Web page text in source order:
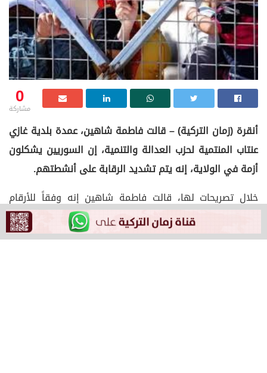
0
مشاركة
أنقرة (زمان التركية) – قالت فاطمة شاهين، عمدة بلدية غازي
عنتاب المنتمية لحزب العدالة والتنمية، إن السوريين يشكلون
أزمة في الولاية، إنه يتم تشديد الرقابة على أنشطتهم.
خلال تصريحات لها، قالت فاطمة شاهين إنه وفقاً للأرقام
الرسمية هناك ما يقرب من 450 ألف طالب لجوء في غازي
عنتاب التي يبلغ عدد سكانها 2 مليون نسمة.